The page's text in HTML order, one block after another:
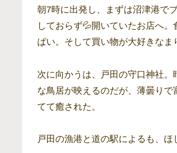
朝7時に出発し、まずは沼津港で
しておらず💦開いていたお店へ
ぱい。そして買い物が大好きなま
次に向かうは、戸田の守口神社
な鳥居が映えるのだが、薄曇り
てて癒された。
戸田の漁港と道の駅によるも、ほ